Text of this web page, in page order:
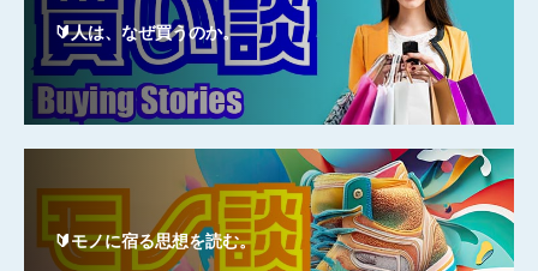
🔰人は、なぜ買うのか。
🔰モノに宿る思想を読む。